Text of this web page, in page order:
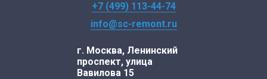
+7 (499) 113-44-74
info@sc-remont.ru
г. Москва, Ленинский
проспект, улица
Вавилова 15